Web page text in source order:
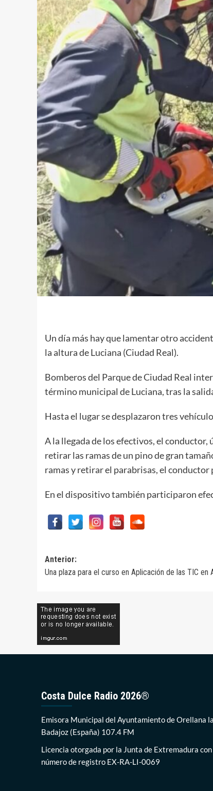
Un día más hay que lamentar otro
la altura de Luciana (Ciudad Real).
Bomberos del Parque de Ciudad Real
término municipal de Luciana, tras la
Hasta el lugar se desplazaron tres
A la llegada de los efectivos, el
retirar las ramas de un pino de gran
ramas y retirar el parabrisas, el
En el dispositivo también participaron
Navegación
de
Anterior:
Una plaza para el curso en Aplicación de las TIC en
Costa Dulce Radio 2026®
Emisora Municipal del Ayuntamiento de Orellana
Badajoz (España) 107.4 FM
Licencia otorgada por la Junta de Extremadura con
número de registro EX-RA-LI-0069